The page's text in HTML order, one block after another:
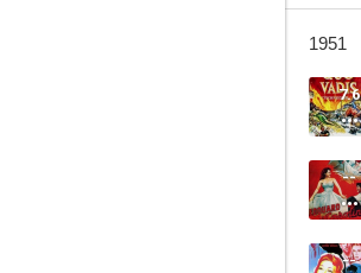
1951
7.6
--
--